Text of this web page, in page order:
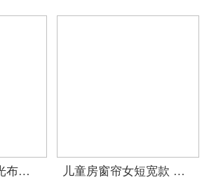
阳台飘窗纱帘遮光布遮阳布料 简约现代白纱阳台纱遮光帘成品沙白色布料（加工请咨询客服加工费） 银灰 宽2高2挂钩
儿童房窗帘女短宽款 遮光布飘窗短帘简约现代儿童卧室租房平面窗帘 航海-绿色 宽4.0米X高2.0米打孔款一片